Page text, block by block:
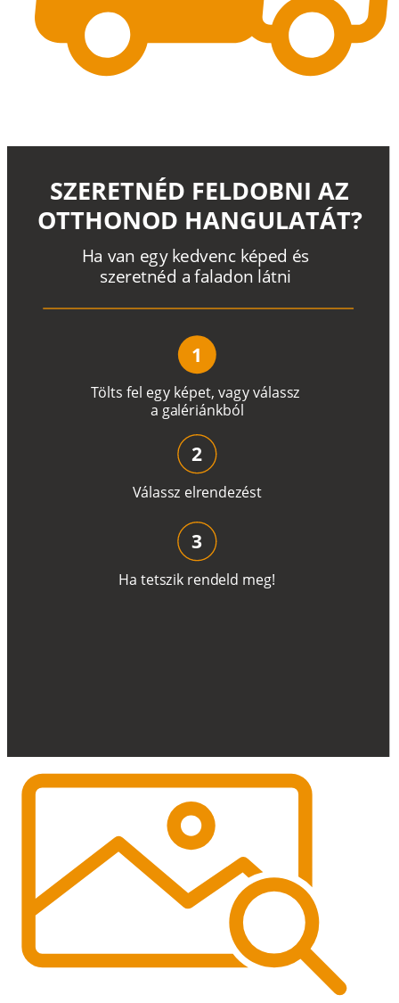
Tölts fel egy képet, vagyválassz
a galériánkból
Ha van egy kedvenc képed és
szeretnéd a faladon látni
SZERETNÉD FELDOBNI AZ
OTTHONOD HANGULATÁT?
1
Válassz elrendezést
2
Ha tetszik rendeld meg!
3